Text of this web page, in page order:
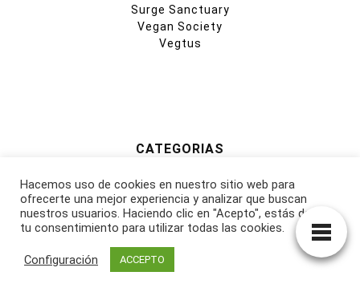
Surge Sanctuary
Vegan Society
Vegtus
CATEGORIAS
Activismo
Alimentación
Arte
Derechos Animales
Documentales
Entrevistas
Hacemos uso de cookies en nuestro sitio web para
ofrecerte una mejor experiencia y analizar que buscan
nuestros usuarios. Haciendo clic en "Acepto", estás dando
tu consentimiento para utilizar todas las cookies.
Configuración ACCEPTO